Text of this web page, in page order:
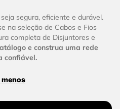
segura, eficiente e durável.
na seleção de Cabos e Fios
completa de Disjuntores e
e construa uma rede
confiável.
menos